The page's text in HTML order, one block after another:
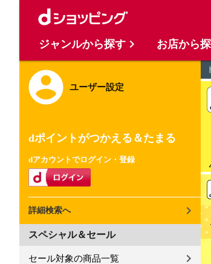
ユーザー設定
dポイントがつかえる＆たまる
dアカウントでログイン・登録
詳細検索へ
スペシャル＆セール
セール対象の商品一覧
ジャンルから探す お店から